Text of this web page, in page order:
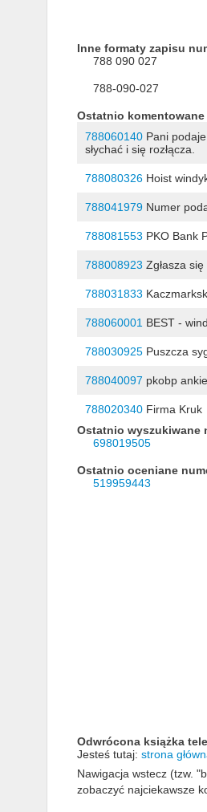
Inne formaty zapisu
788 090 027
788-090-027
Ostatnio
788060140Pani podaje
słychać i się rozłącza.
788080326Hoist
788041979Numer
788081553 PKO Bank
788008923 Zgłasza
788031833
788060001BEST -
788030925Puszcza
788040097 pkobp
788020340Firma Kruk
Ostatnio wyszukiwane
698019505
Ostatnio oceniane
519959443
Odwrócona książka
Jesteś tutaj: strona
Nawigacja wstecz (tzw.
zobaczyć najciekawsze